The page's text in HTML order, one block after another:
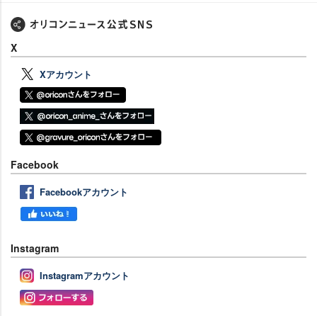
X
Xアカウント
Facebook
Facebookアカウント
Instagram
Instagramアカウント